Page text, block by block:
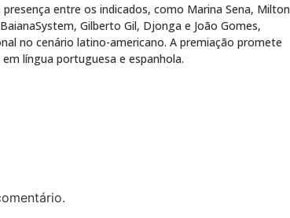
entre os indicados, como Marina Sena, Milton
Gilberto Gil, Djonga e João Gomes,
no cenário latino-americano. A premiação promete
língua portuguesa e espanhola.